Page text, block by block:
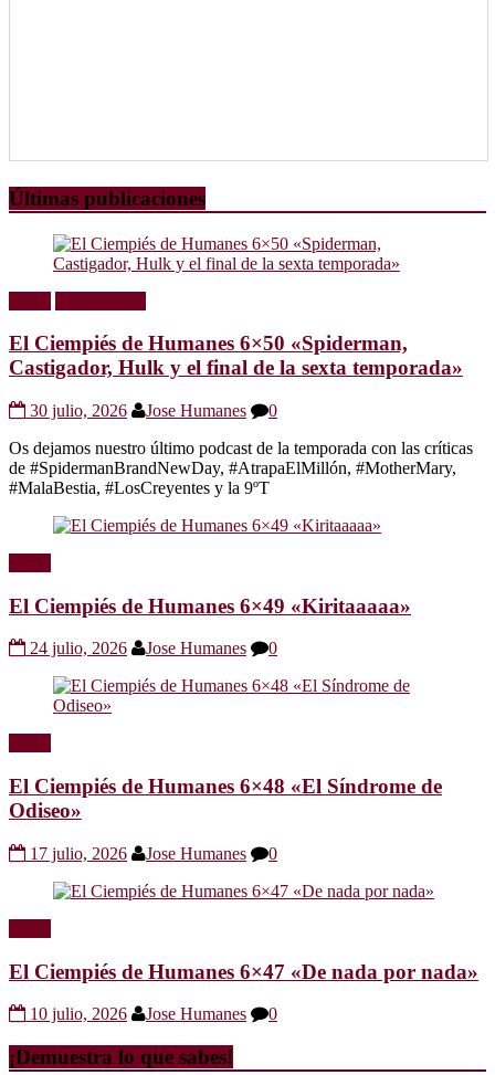
Últimas publicaciones
El Ciempiés de Humanes 6×50 «Spiderman,
Castigador, Hulk y el final de la sexta temporada»
30 julio, 2026 Jose Humanes
0
Os dejamos nuestro último podcast de la temporada con las críticas
de #SpidermanBrandNewDay, #AtrapaElMillón, #MotherMary,
#MalaBestia, #LosCreyentes y la 9ºT
El Ciempiés de Humanes 6×49 «Kiritaaaaa»
24 julio, 2026 Jose Humanes 0
El Ciempiés de Humanes 6×48 «El Síndrome de
Odiseo»
17 julio, 2026 Jose Humanes 0
El Ciempiés de Humanes 6×47 «De nada por nada»
10 julio, 2026 Jose Humanes 0
¡Demuestra lo que sabes!